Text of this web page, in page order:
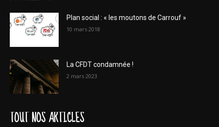
Plan social : « les moutons de Carrouf »
10 mars 2018
La CFDT condamnée !
2 mars 2023
TOUT NOS ARTICLES